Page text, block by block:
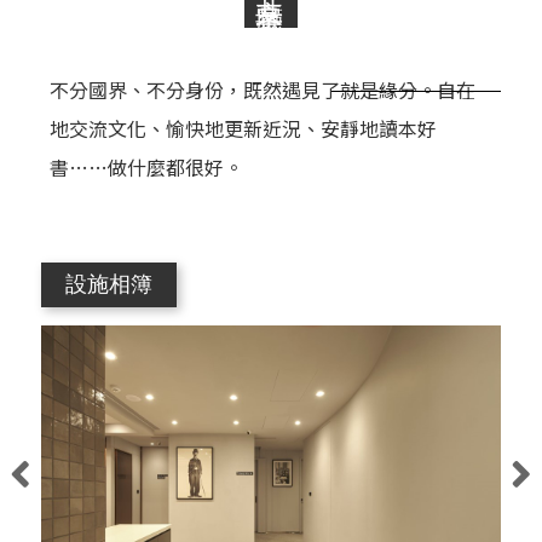
不分國界、不分身份，既然遇見了就是緣分。自在
地交流文化、愉快地更新近況、安靜地讀本好
書……做什麼都很好。
設施相簿